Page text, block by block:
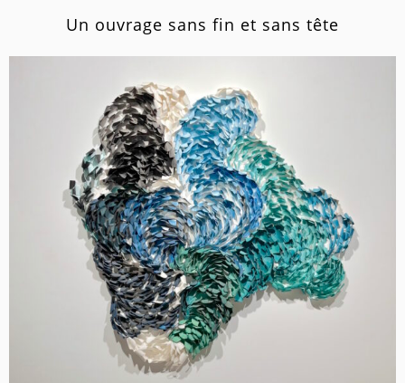
Un ouvrage sans fin et sans tête